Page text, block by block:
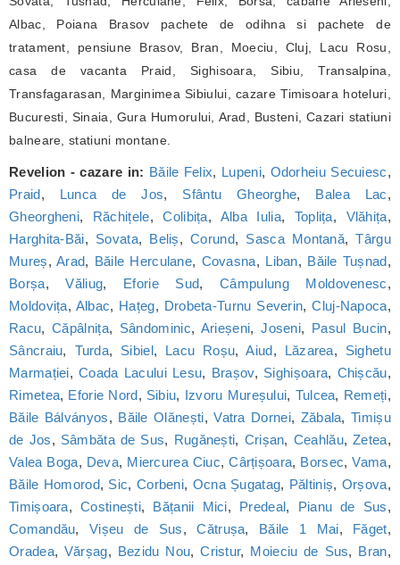
Albac, Poiana Brasov pachete de odihna si pachete de
tratament, pensiune Brasov, Bran, Moeciu, Cluj, Lacu Rosu,
casa de vacanta Praid, Sighisoara, Sibiu, Transalpina,
Transfagarasan, Marginimea Sibiului, cazare Timisoara hoteluri,
Bucuresti, Sinaia, Gura Humorului, Arad, Busteni, Cazari statiuni
balneare, statiuni montane.
Revelion - cazare in: Băile Felix, Lupeni, Odorheiu Secuiesc,
Praid, Lunca de Jos, Sfântu Gheorghe, Balea Lac,
Gheorgheni, Răchițele,Colibița, Alba Iulia, Toplița, Vlăhița,
Harghita-Băi, Sovata, Beliș,Corund, Sasca Montană,Târgu
Mureș, Arad, Băile Herculane, Covasna, Liban, Băile Tușnad,
Borșa,Văliug, Eforie Sud,Câmpulung Moldovenesc,
Moldovița, Albac, Hațeg, Drobeta-Turnu Severin,Cluj-Napoca,
Racu,Căpâlnița, Sândominic, Arieșeni,Joseni, Pasul Bucin,
Sâncraiu, Turda, Sibiel, Lacu Roșu,Aiud, Lăzarea, Sighetu
Marmației,Coada Lacului Lesu, Brașov, Sighișoara, Chișcău,
Rimetea, Eforie Nord, Sibiu, Izvoru Mureșului, Tulcea, Remeți,
Băile Bálványos, Băile Olănești,Vatra Dornei, Zăbala,Timișu
de Jos, Sâmbăta de Sus, Rugănești, Crișan, Ceahlău,Zetea,
Valea Boga, Deva, Miercurea Ciuc,Cârțișoara, Borsec,Vama,
Băile Homorod, Sic, Corbeni, Ocna Șugatag, Păltiniș, Orșova,
Timișoara,Costinești, Bățanii Mici, Predeal, Pianu de Sus,
Comandău,Vișeu de Sus,Cătrușa, Băile 1 Mai, Făget,
Oradea, Vărșag, Bezidu Nou,Cristur, Moieciu de Sus, Bran,